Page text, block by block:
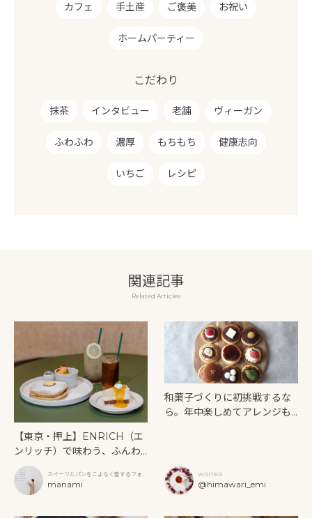
カフェ 手土産 ご褒美 お祝い
ホームパーティー
こだわり
抹茶 インタビュー 老舗 ヴィーガン
ふわふわ 濃厚 もちもち 健康志向
いちご レシピ
関連記事
Related Articles
【東京・押上】ENRICH（エ
ンリッチ）で味わう、ふんわ
りパンケーキと季節のレアチ
ーズケーキスイーツとパンをこよなく愛するフォト
グラファー
manami
和菓子づくりに初挑戦するな
ら。年中楽しめてアレンジも
WRITER
@himawari_emi